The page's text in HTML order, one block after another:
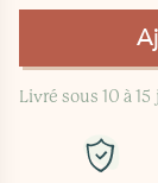
Livré sous 10 à